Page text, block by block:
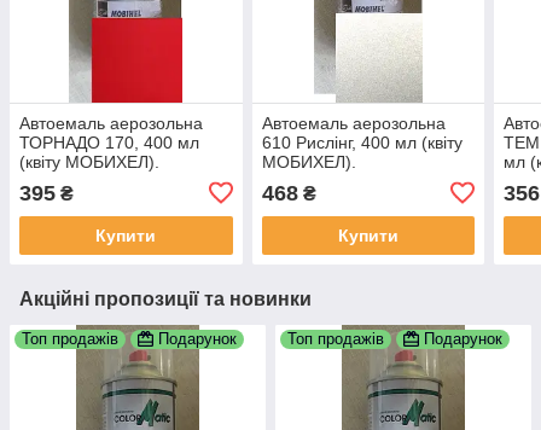
Автоемаль аерозольна
ТОРНАДО 170, 400 мл
(квіту МОБИХЕЛ).
395 ₴
Купити
Автоемаль аерозольна
610 Рислінг, 400 мл (квіту
МОБИХЕЛ).
468₴
Купити
мл
356
Акційні пропозиції та новинки
Топ продажів Подарунок Топ продажів Подарунок